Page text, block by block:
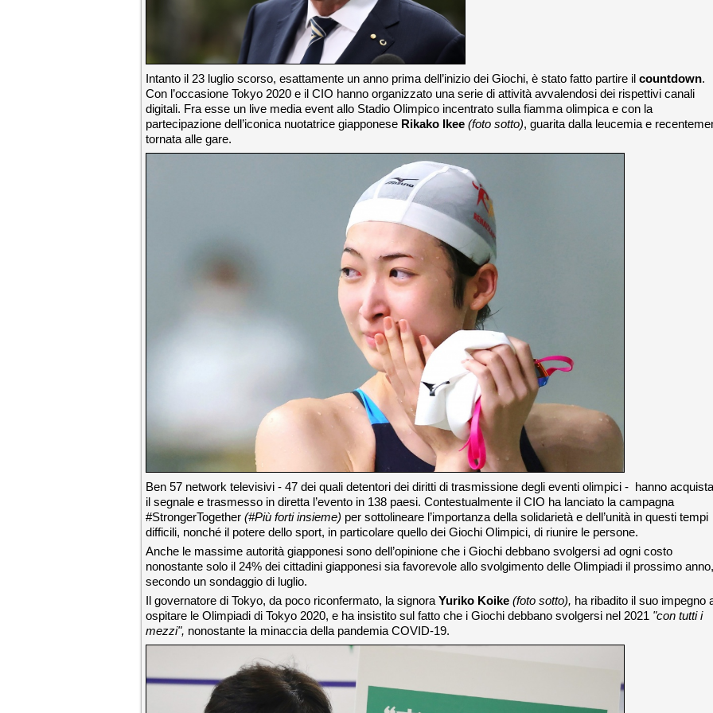
Intanto il 23 luglio scorso, esattamente un anno prima dell’inizio dei Giochi, è stato fatto partire il countdown.
Con l’occasione Tokyo 2020 e il CIO hanno organizzato una serie di attività avvalendosi dei rispettivi canali
digitali. Fra esse un live media event allo Stadio Olimpico incentrato sulla fiamma olimpica e con la
partecipazione dell’iconica nuotatrice giapponese Rikako Ikee (foto sotto), guarita dalla leucemia e
tornata alle gare.
Ben 57 network televisivi - 47 dei quali detentori dei diritti di trasmissione degli eventi olimpici - hanno
il segnale e trasmesso in diretta l’evento in 138 paesi. Contestualmente il CIO ha lanciato la campagna
#StrongerTogether (#Più forti insieme) per sottolineare l’importanza della solidarietà e dell’unità in questi tempi
difficili, nonché il potere dello sport, in particolare quello dei Giochi Olimpici, di riunire le persone.
Anche le massime autorità giapponesi sono dell’opinione che i Giochi debbano svolgersi ad ogni costo
nonostante solo il 24% dei cittadini giapponesi sia favorevole allo svolgimento delle Olimpiadi il prossimo anno,
secondo un sondaggio di luglio.
Il governatore di Tokyo, da poco riconfermato, la signora Yuriko Koike (foto sotto), ha ribadito il suo impegno
ospitare le Olimpiadi di Tokyo 2020, e ha insistito sul fatto che i Giochi debbano svolgersi nel 2021 "con tutti i
mezzi", nonostante la minaccia della pandemia COVID-19.